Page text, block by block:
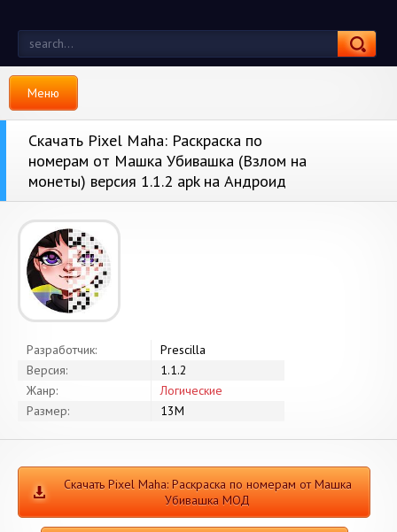
Меню
Скачать Pixel Maha: Раскраска по
номерам от Машка Убивашка (Взлом на
монеты) версия 1.1.2 apk на Андроид
Разработчик:
Prescilla
Версия:
1.1.2
Жанр:
Логические
Размер:
13M
Скачать Pixel Maha: Раскраска по номерам от Машка
Убивашка МОД